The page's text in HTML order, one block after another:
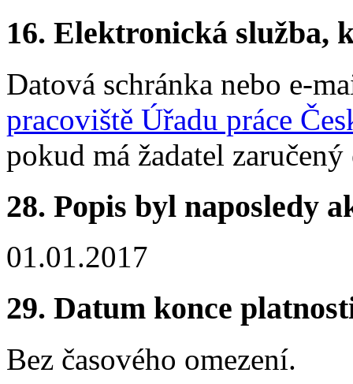
16. Elektronická služba,
Datová schránka nebo e-
pracoviště Úřadu práce
pokud má žadatel
28. Popis byl naposledy
01.01.2017
29. Datum konce
Bez časového omezení.